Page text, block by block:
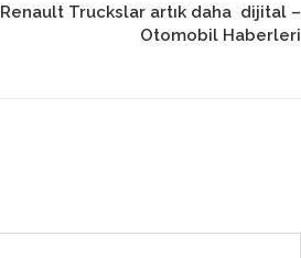
Renault Truckslar artık daha dijital –
Otomobil Haberleri